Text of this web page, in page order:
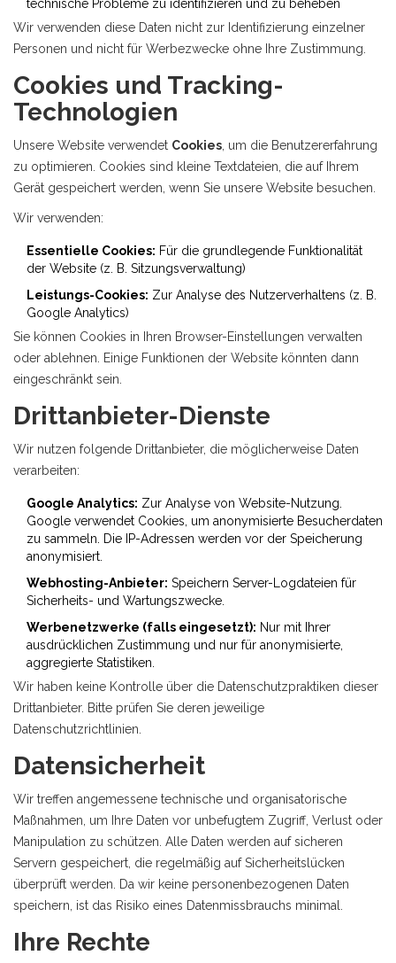
technische Probleme zu identifizieren und zu beheben
Wir verwenden diese Daten nicht zur Identifizierung einzelner
Personen und nicht für Werbezwecke ohne Ihre Zustimmung.
Cookies und Tracking-
Technologien
Unsere Website verwendet Cookies , um die Benutzererfahrung
zu optimieren. Cookies sind kleine Textdateien, die auf Ihrem
Gerät gespeichert werden, wenn Sie unsere Website besuchen.
Wir verwenden:
Essentielle Cookies: Für die grundlegende Funktionalität
der Website (z. B. Sitzungsverwaltung)
Leistungs-Cookies: Zur Analyse des Nutzerverhaltens (z. B.
Google Analytics)
Sie können Cookies in Ihren Browser-Einstellungen verwalten
oder ablehnen. Einige Funktionen der Website könnten dann
eingeschränkt sein.
Drittanbieter-Dienste
Wir nutzen folgende Drittanbieter, die möglicherweise Daten
verarbeiten:
Google Analytics: Zur Analyse von Website-Nutzung.
Google verwendet Cookies, um anonymisierte Besucherdaten
zu sammeln. Die IP-Adressen werden vor der Speicherung
anonymisiert.
Webhosting-Anbieter: Speichern Server-Logdateien für
Sicherheits- und Wartungszwecke.
Werbenetzwerke (falls eingesetzt): Nur mit Ihrer
ausdrücklichen Zustimmung und nur für anonymisierte,
aggregierte Statistiken.
Wir haben keine Kontrolle über die Datenschutzpraktiken dieser
Drittanbieter. Bitte prüfen Sie deren jeweilige
Datenschutzrichtlinien.
Datensicherheit
Wir treffen angemessene technische und organisatorische
Maßnahmen, um Ihre Daten vor unbefugtem Zugriff, Verlust oder
Manipulation zu schützen. Alle Daten werden auf sicheren
Servern gespeichert, die regelmäßig auf Sicherheitslücken
überprüft werden. Da wir keine personenbezogenen Daten
speichern, ist das Risiko eines Datenmissbrauchs minimal.
Ihre Rechte